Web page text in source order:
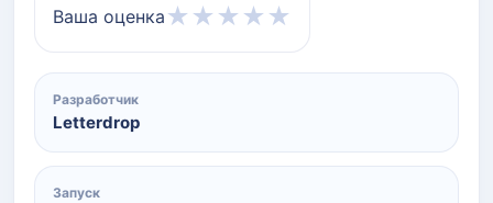
Ваша оценка ★ ★ ★ ★ ★
Разработчик
Letterdrop
Запуск